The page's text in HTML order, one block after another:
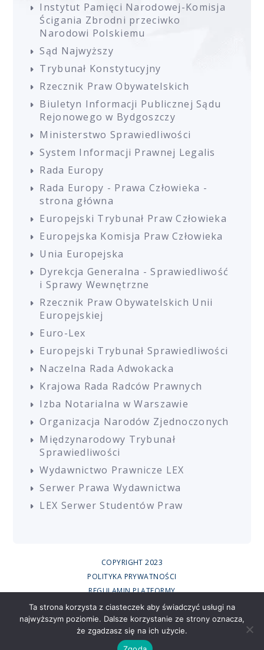
Instytut Pamięci Narodowej-Komisja
Ścigania Zbrodni przeciwko
Narodowi Polskiemu
Sąd Najwyższy
Trybunał Konstytucyjny
Rzecznik Praw Obywatelskich
Biuletyn Informacji Publicznej Sądu
Rejonowego w Bydgoszczy
Ministerstwo Sprawiedliwości
System Informacji Prawnej Legalis
Rada Europy
Rada Europy - Prawa Człowieka -
strona główna
Europejski Trybunał Praw Człowieka
Europejska Komisja Praw Człowieka
Unia Europejska
Dyrekcja Generalna - Sprawiedliwość
i Sprawy Wewnętrzne
Rzecznik Praw Obywatelskich Unii
Europejskiej
Euro-Lex
Europejski Trybunał Sprawiedliwości
Naczelna Rada Adwokacka
Krajowa Rada Radców Prawnych
Izba Notarialna w Warszawie
Organizacja Narodów Zjednoczonych
Międzynarodowy Trybunał
Sprawiedliwości
Wydawnictwo Prawnicze LEX
Serwer Prawa Wydawnictwa
LEX Serwer Studentów Praw
COPYRIGHT 2023
POLITYKA PRYWATNOŚCI
REGULAMIN PLATFORMY
REGULAMIN SZKOLEŃ
UCZESTNICY SZKOLEŃ ONLINE
RODO
CREATED BY
Ta strona korzysta z ciasteczek aby świadczyć usługi na
najwyższym poziomie. Dalsze korzystanie ze strony oznacza,
że zgadzasz się na ich użycie.